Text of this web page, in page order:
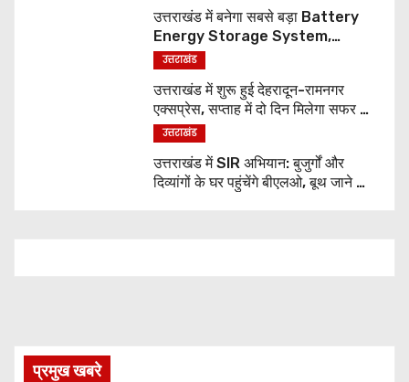
उत्तराखंड में बनेगा सबसे बड़ा Battery
Energy Storage System,
UJVNL लगाएगा 352 करोड़ का प्रोजेक्ट
उत्तराखंड
उत्तराखंड में शुरू हुई देहरादून-रामनगर
एक्सप्रेस, सप्ताह में दो दिन मिलेगा सफर का
नया विकल्प
उत्तराखंड
उत्तराखंड में SIR अभियान: बुजुर्गों और
दिव्यांगों के घर पहुंचेंगे बीएलओ, बूथ जाने की
प्रमुख खबरे